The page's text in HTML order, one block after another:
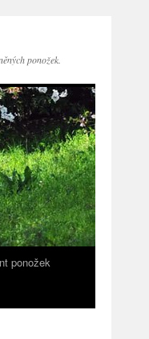
ponožek.
ponožek